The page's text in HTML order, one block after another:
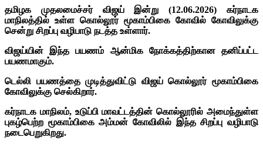
தமிழக முதலமைச்சர் விஜய் இன்று (12.06.2026) கர்நாடக
மாநிலத்தில் உள்ள கொல்லூர் மூகாம்பிகை கோவில் கோவிலுக்கு
சென்று சிறப்பு வழிபாடு நடத்த உள்ளார்.
விஜய்யின் இந்த பயணம் ஆன்மிக நோக்கத்திற்கான தனிப்பட்ட
பயணமாகும்.
டெல்லி பயணத்தை முடித்துவிட்டு விஜய் கொல்லூர் மூகாம்பிகை
கோவிலுக்கு செல்கிறார்.
கர்நாடக மாநிலம், உடுப்பி மாவட்டத்தின் கொல்லூரில் அமைந்துள்ள
புகழ்பெற்ற மூகாம்பிகை அம்மன் கோவிலில் இந்த சிறப்பு வழிபாடு
நடைபெறுகிறது.